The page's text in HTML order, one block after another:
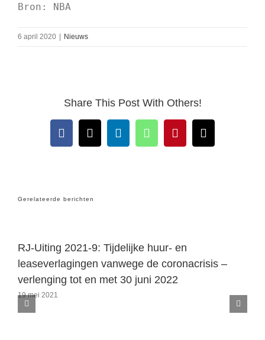
Bron: NBA
6 april 2020 Nieuws
Share This Post With Others!
Facebook
X LinkedInWhatsAppPinterest
E-
mail
Gerelateerde berichten
RJ-Uiting 2021-9: Tijdelijke huur- en
leaseverlagingen vanwege de coronacrisis –
verlenging tot en met 30 juni 2022
19 mei 2021